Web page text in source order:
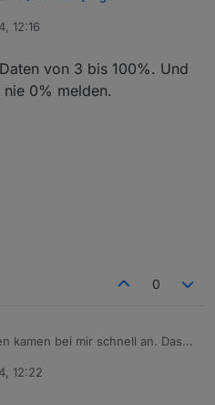
DIGITALE Sensoren!
12:16
von 3 bis 100%. Und
0% melden.
0
kamen bei mir schnell an. Das
problemlos.
Messwerte nicht plausible.
oder 100%
12:22